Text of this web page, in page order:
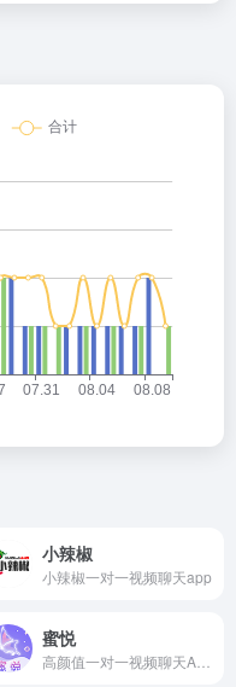
小辣椒
小辣椒一对一视频聊天app
蜜悦